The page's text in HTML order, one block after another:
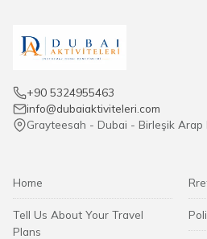
+90 5324955463
info@dubaiaktiviteleri.com
Grayteesah - Dubai - Birleşik Arap
Home
Tell Us About Your Travel
Plans